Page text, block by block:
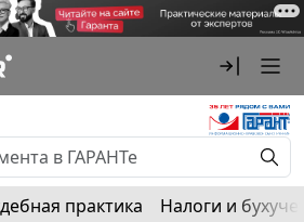
практика Налоги и